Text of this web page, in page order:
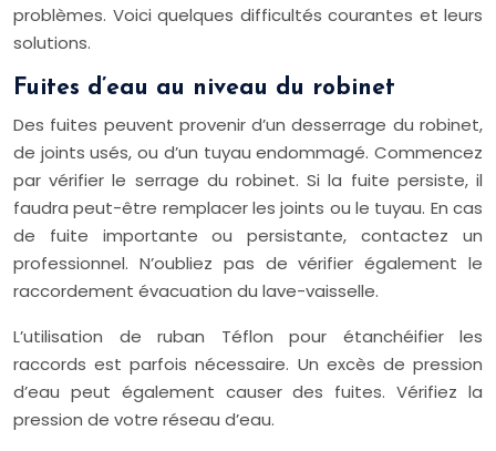
problèmes. Voici quelques difficultés courantes et leurs
solutions.
Fuites d’eau au niveau du robinet
Des fuites peuvent provenir d’un desserrage du robinet,
de joints usés, ou d’un tuyau endommagé. Commencez
par vérifier le serrage du robinet. Si la fuite persiste, il
faudra peut-être remplacer les joints ou le tuyau. En cas
de fuite importante ou persistante, contactez un
professionnel. N’oubliez pas de vérifier également le
raccordement évacuation du lave-vaisselle.
L’utilisation de ruban Téflon pour étanchéifier les
raccords est parfois nécessaire. Un excès de pression
d’eau peut également causer des fuites. Vérifiez la
pression de votre réseau d’eau.